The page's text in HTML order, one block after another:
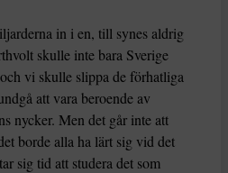
in i en, till synes aldrig
skulle inte bara Sverige
vi skulle slippa de förhatliga
att vara beroende av
nycker. Men det går inte att
borde alla ha lärt sig vid det
sig tid att studera det som